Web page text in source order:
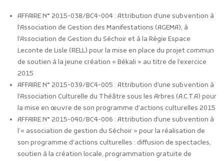
AFFAIRE N° 2015-038/BC4-004 : Attribution d’une subvention à
l’Association de Gestion des Manifestations (AGEMA), à
l’Association de Gestion du Séchoir et à la Régie Espace
Leconte de Lisle (RELL) pour la mise en place du projet commun
de soutien à la jeune création « Békali » au titre de l’exercice
2015
AFFAIRE N° 2015-039/BC4-005 : Attribution d’une subvention à
l’Association Culturelle du Théâtre sous les Arbres (A.C.T.A) pour
la mise en œuvre de son programme d’actions culturelles 2015
AFFAIRE N° 2015-040/BC4-006 : Attribution d’une subvention à
l’« association de gestion du Séchoir » pour la réalisation de
son programme d’actions culturelles : diffusion de spectacles,
soutien à la création locale, programmation gratuite de